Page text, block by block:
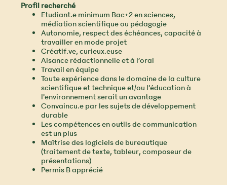
Profil recherché
Etudiant.e minimum Bac+2 en sciences,
médiation scientifique ou pédagogie
Autonomie, respect des échéances, capacité à
travailler en mode projet
Créatif.ve, curieux.euse
Aisance rédactionnelle et à l’oral
Travail en équipe
Toute expérience dans le domaine de la culture
scientifique et technique et/ou l’éducation à
l’environnement serait un avantage
Convaincu.e par les sujets de développement
durable
Les compétences en outils de communication
est un plus
Maîtrise des logiciels de bureautique
(traitement de texte, tableur, composeur de
présentations)
Permis B apprécié